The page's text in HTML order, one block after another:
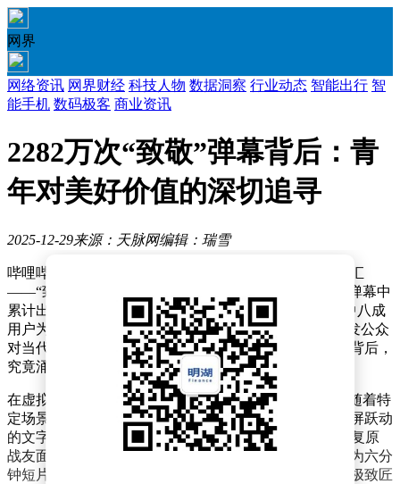
网界
网络资讯 网界财经 科技人物 数据洞察 行业动态 智能出行 智
能手机 数码极客 商业资讯
2282万次“致敬”弹幕背后：青
年对美好价值的深切追寻
2025-12-29来源：天脉网编辑：瑞雪
哔哩哔哩平台近日公布了2025年度最具代表性的弹幕词汇
——“致敬”。数据显示，过去一年中，这两个字在视频弹幕中
累计出现超过2282万次，由459万名用户共同发送，其中八成
用户为被贴上“爱玩梗”标签的“00后”群体。这一现象引发公众
对当代青年文化表达的深度思考：看似简单的刷屏行为背后，
究竟涌动着怎样的集体情感？
在虚拟与现实交织的传播场域中，“致敬”的弹幕雨常伴随着特
定场景出现。当志愿者轻抚无名烈士陵园的墓碑时，满屏跃动
的文字化作数字时代的集体悼念；当AI技术为九旬老兵复原
战友面容的瞬间，弹幕化作跨越时空的敬礼；当创作者为六分
钟短片反复打磨上千次素材时，观众用最直接的方式向极致匠